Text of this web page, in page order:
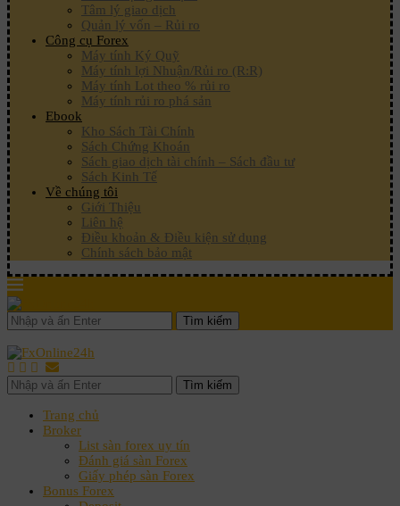
Tâm lý giao dịch
Quản lý vốn – Rủi ro
Công cụ Forex
Máy tính Ký Quỹ
Máy tính lợi Nhuận/Rủi ro (R:R)
Máy tính Lot theo % rủi ro
Máy tính rủi ro phá sản
Ebook
Kho Sách Tài Chính
Sách Chứng Khoán
Sách giao dịch tài chính – Sách đầu tư
Sách Kinh Tế
Về chúng tôi
Giới Thiệu
Liên hệ
Điều khoản & Điều kiện sử dụng
Chính sách bảo mật
Tìm kiếm
Tìm kiếm
Trang chủ
Broker
List sàn forex uy tín
Đánh giá sàn Forex
Giấy phép sàn Forex
Bonus Forex